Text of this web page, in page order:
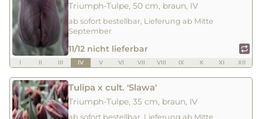
Triumph-Tulpe, 50 cm, braun, IV
ab sofort bestellbar, Lieferung ab Mitte
September
11/12 nicht lieferbar
I II III IV V VI VII VIII IX X XI XII
Tulipa x cult. 'Slawa'
Triumph-Tulpe, 35 cm, braun, IV
ab sofort bestellbar, Lieferung ab Mitte